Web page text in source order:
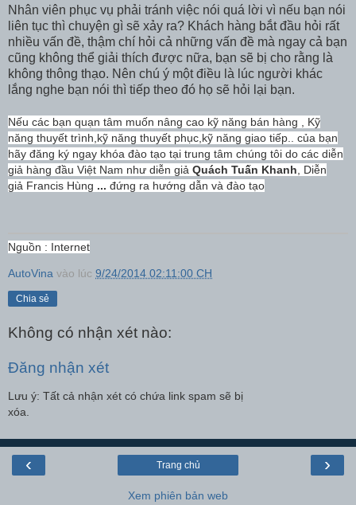
Nhân viên phục vụ phải tránh việc nói quá lời vì nếu bạn nói
liên tục thì chuyện gì sẽ xảy ra? Khách hàng bắt đầu hỏi rất
nhiều vấn đề, thậm chí hỏi cả những vấn đề mà ngay cả bạn
cũng không thể giải thích được nữa, bạn sẽ bị cho rằng là
không thông thạo. Nên chú ý một điều là lúc người khác
lắng nghe bạn nói thì tiếp theo đó họ sẽ hỏi lại bạn.
Nếu các bạn quạn tâm muốn nâng cao kỹ năng bán hàng , Kỹ
năng thuyết trình,kỹ năng thuyết phục,kỹ năng giao tiếp.. của bạn
hãy đăng ký ngay khóa đào tạo tại trung tâm chúng tôi do các diễn
giả hàng đầu Việt Nam như diễn giả Quách Tuấn Khanh , Diễn
giả Francis Hùng ... đứng ra hướng dẫn và đào tạo
Nguồn : Internet
AutoVina vào lúc 9/24/2014 02:11:00 CH
Chia sẻ
Không có nhận xét nào:
Đăng nhận xét
Lưu ý: Tất cả nhận xét có chứa link spam sẽ bị
xóa.
‹ ›
Trang chủ
Xem phiên bản web